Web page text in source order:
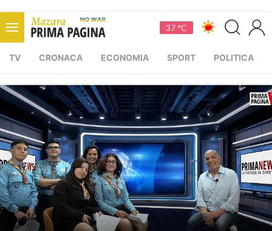
37 °C
TV CRONACA ECONOMIA SPORT POLITICA